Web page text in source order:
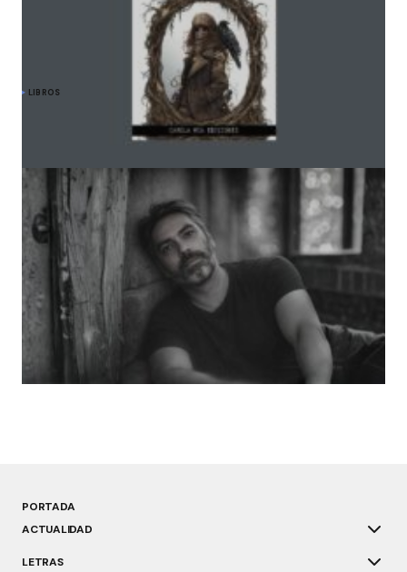
LIBROS
Alejandra Arévalo y «El espejo en los ojos del
cuervo»: travesía hacia lo esencial y lo
Amador Prieto Miguel: «La resistencia que me
interesa no es épica ni ruidosa»
PORTADA
ACTUALIDAD
LETRAS